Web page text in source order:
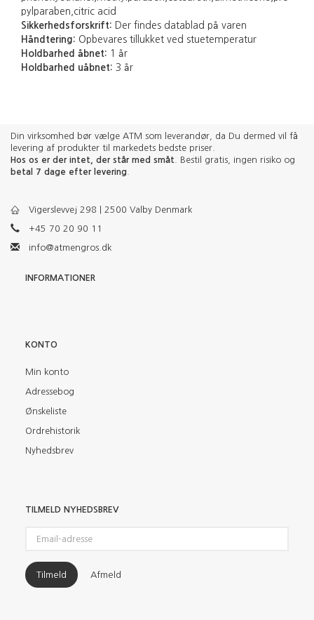
pylparaben,citric acid
Sikkerhedsforskrift:
Der findes datablad på varen
Håndtering: Opbevares tillukket ved stuetemperatur
Holdbarhed åbnet: 1 år
Holdbarhed uåbnet: 3 år
Din virksomhed bør vælge ATM som leverandør, da Du dermed vil få
levering af produkter til markedets bedste priser.
Hos os er der intet, der står med småt . Bestil gratis, ingen risiko og
betal 7 dage efter levering
Vigerslevvej 298 | 2500 Valby Denmark
+45 70 20 90 11
info@atmengros.dk
INFORMATIONER
KONTO
Min konto
Adressebog
Ønskeliste
Ordrehistorik
Nyhedsbrev
TILMELD NYHEDSBREV
adresse
Tilmeld Afmeld